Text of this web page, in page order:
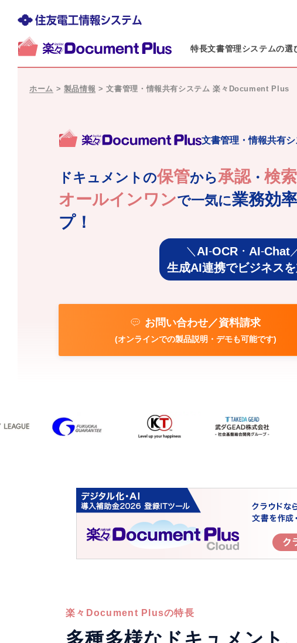
特長文書管理システムの選
ホーム > 製品情報 >文書管理・情報共有システム 楽々Document Plus
楽々
Plus
文書管理・情報共有シ
ドキュメントの保管から承認・ 検索
オールインワンで一気に業務効
プ！
＼ AI-OCR・ AI-Chat
生成AI連携でビジネス
お問い合わせ／資料請求
(オンラインでの製品説明・デモも可能です)
楽々Document Plusの特長